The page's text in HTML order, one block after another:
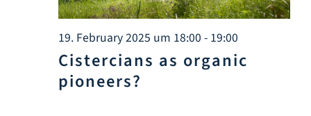
Info Center
Downloads
19. February 2025 um 18:00 - 19:00
Cistercians as organic
pioneers?